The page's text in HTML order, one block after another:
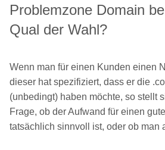
am
Problemzone Domain
Qual der Wahl?
Wenn man für einen Kunden einen
dieser hat spezifiziert, dass er die
(unbedingt) haben möchte, so stellt
Frage, ob der Aufwand für einen
tatsächlich sinnvoll ist, oder ob man